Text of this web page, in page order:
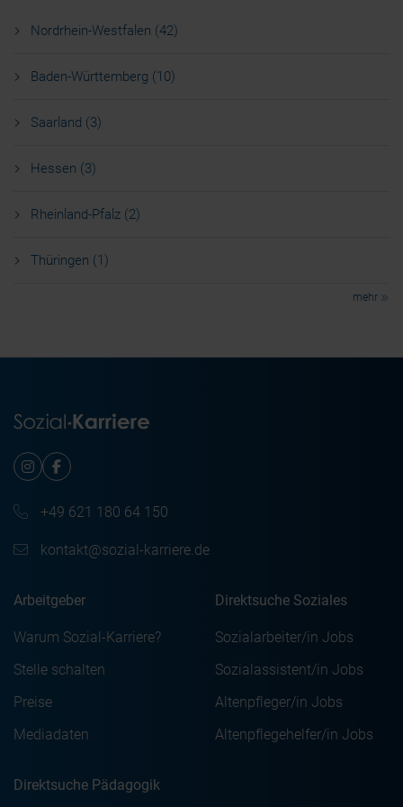
Präferenz-Cookies
Marketing-Cookies
Nordrhein-Westfalen (42)
Baden-Württemberg (10)
Saarland (3)
Hessen (3)
Rheinland-Pfalz (2)
Thüringen (1)
mehr
+49 621 180 64 150
kontakt@sozial-karriere.de
Arbeitgeber
Warum Sozial-Karriere?
Stelle schalten
Preise
Mediadaten
Direktsuche Soziales
Sozialarbeiter/in Jobs
Sozialassistent/in Jobs
Altenpfleger/in Jobs
Altenpflegehelfer/in Jobs
Direktsuche Pädagogik